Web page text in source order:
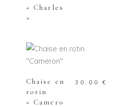
« Charles
»
AJOUTER AU
PANIER
Chaise en
rotin
« Camero
30,00 €